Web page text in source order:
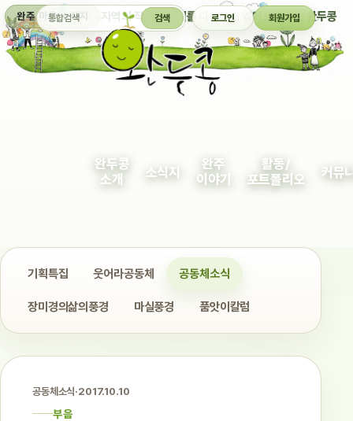
완주 마을 소식지 지역의 작은 이야기를 다정하게 엮어 보여주는 완두콩
통합검색 검색 로그인 회원가입
완두콩
소개
소식지
완주
이야기
활동/
포트폴리오
커뮤
기획특집 웃어라공동체 공동체소식
장미경의삶의풍경 마실풍경 품앗이칼럼
공동체소식·2017.10.10
부음